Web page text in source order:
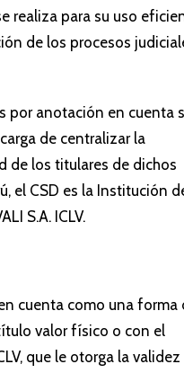
realiza para su uso
de los procesos
por anotación en cuenta
de centralizar la
de los titulares de dichos
el CSD es la Institución
S.A. ICLV.
cuenta como una forma
valor físico o con el
que le otorga la validez